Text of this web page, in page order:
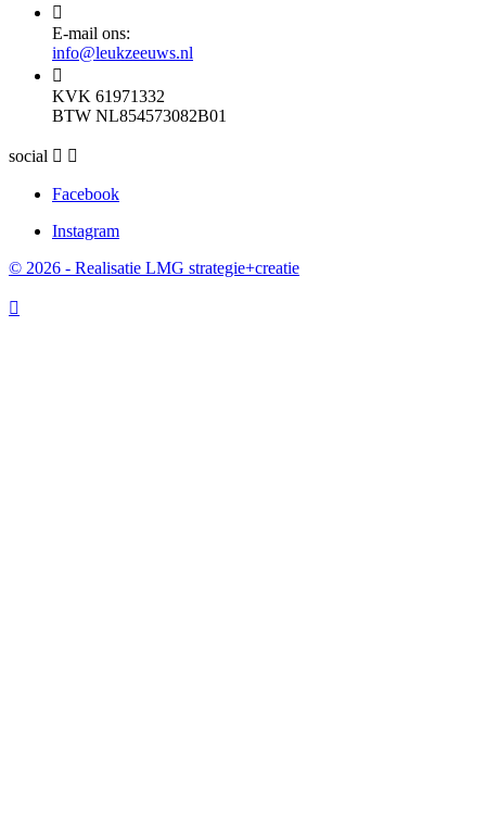

E-mail ons:
info@leukzeeuws.nl

KVK 61971332
BTW NL854573082B01
social  
Facebook
Instagram
© 2026 - Realisatie LMG strategie+creatie
